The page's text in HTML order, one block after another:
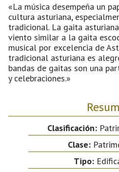
«La música desempeña un
cultura asturiana,
tradicional. La gaita
viento similar a la gaita
musical por excelencia de
tradicional asturiana es
bandas de gaitas son una
y celebraciones.»
Clasificación:
Clase:
Tipo: